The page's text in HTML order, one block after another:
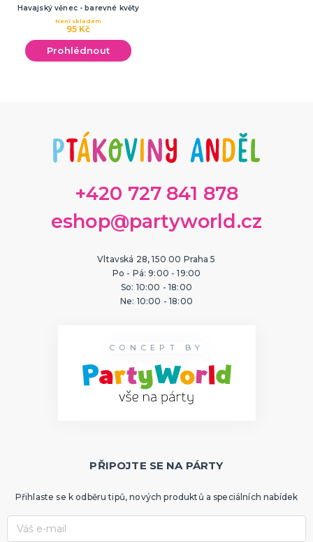
ORIGINÁLNÍ A VTIPNÉ DÁRKY
Polštáře s potiskem
Hrnečky
Přáníčka
Prdy a hovínka
Falešná zranění
Zvířátka
Dekorace
DALŠÍ KATEGORIE
PRO SPORTOVNÍ FANOUŠKY
Oblečení pro fandy
Make-up a doplnky
Havajský věnec - barevné květy
95 Kč
Není skladem
Prohlédnout
+420 727 841 878
eshop@partyworld.cz
Vltavská 28, 150 00 Praha 5
Po - Pá: 9:00 - 19:00
So: 10:00 - 18:00
Ne: 10:00 - 18:00
CONCEPT BY
PŘIPOJTE SE NA PÁRTY
Přihlaste se k odběru tipů, nových produktů a speciálních nabídek